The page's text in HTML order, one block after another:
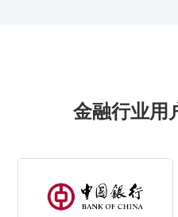
金融行业用